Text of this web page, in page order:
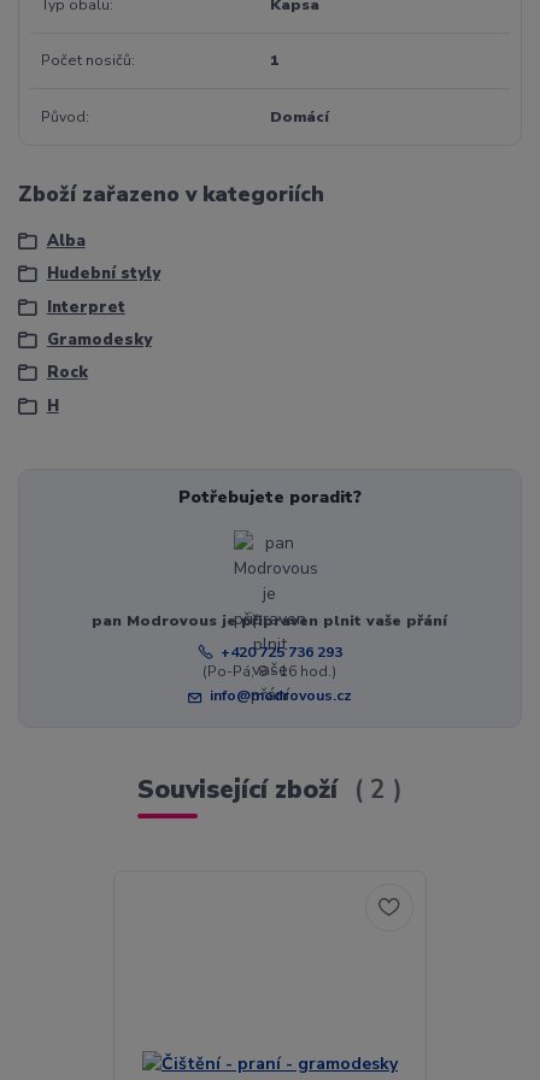
Typ obalu Kapsa
Počet nosičů 1
Původ Domácí
Zboží zařazeno v kategoriích
Alba
Hudební styly
Interpret
Gramodesky
Rock
H
Potřebujete poradit?
pan Modrovous je připraven plnit vaše přání
+420 725 736 293
(Po-Pá, 8 - 16 hod.)
info@modrovous.cz
Související zboží 2